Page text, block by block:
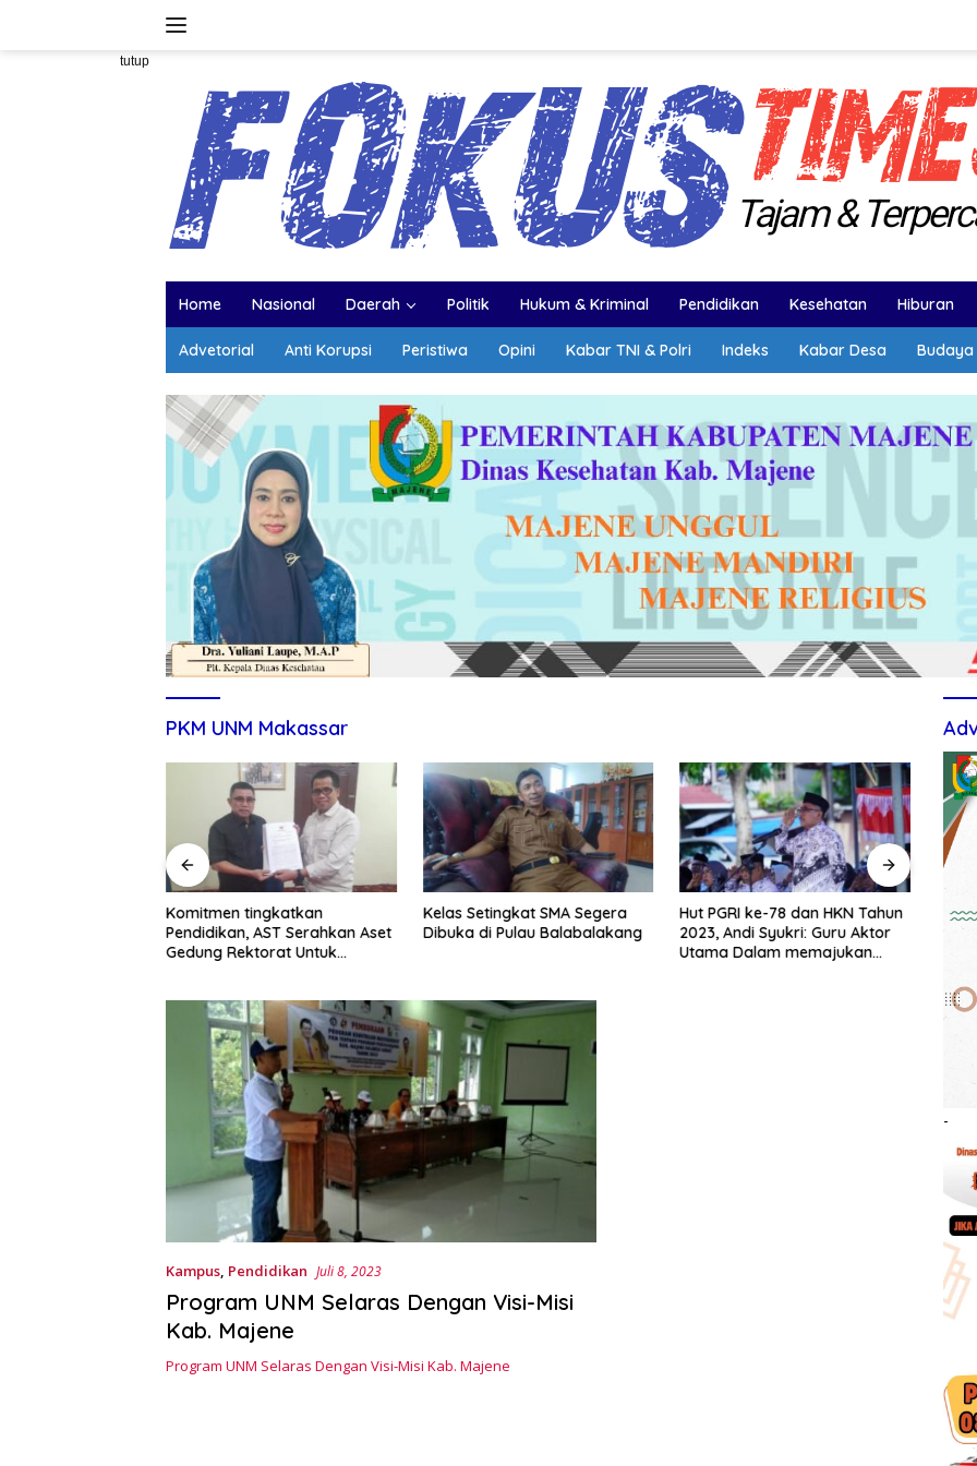
tutup
Home Nasional Daerah Politik Hukum & Kriminal Pendidikan Kesehatan Hiburan
Advetorial Anti Korupsi Peristiwa Opini Kabar TNI & Polri Indeks Kabar Desa Budaya
PKM UNM Makassar
Komitmen tingkatkan
Pendidikan, AST Serahkan Aset
Gedung Rektorat Untuk
Kelas Setingkat SMA Segera
Dibuka di Pulau Balabalakang
Hut PGRI ke-78 dan HKN Tahun
2023, Andi Syukri: Guru Aktor
Utama Dalam memajukan
Kampus, Pendidikan Juli 8, 2023
Program UNM Selaras Dengan Visi-Misi
Kab. Majene
Program UNM Selaras Dengan Visi-Misi Kab. Majene
-